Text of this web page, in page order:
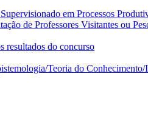
em Processos
de Professores Visitantes ou
resultados do concurso
Teoria do